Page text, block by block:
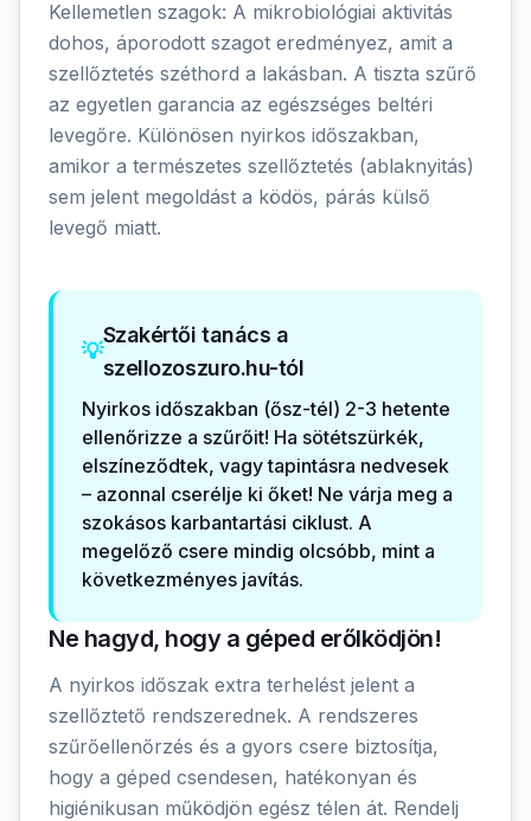
Kellemetlen szagok: A mikrobiológiai aktivitás
dohos, áporodott szagot eredményez, amit a
szellőztetés széthord a lakásban. A tiszta szűrő
az egyetlen garancia az egészséges beltéri
levegőre. Különösen nyirkos időszakban,
amikor a természetes szellőztetés (ablaknyitás)
sem jelent megoldást a ködös, párás külső
levegő miatt.
💡
Szakértői tanács a
szellozoszuro.hu-tól
Nyirkos időszakban (ősz-tél) 2-3 hetente
ellenőrizze a szűrőit! Ha sötétszürkék,
elszíneződtek, vagy tapintásra nedvesek
– azonnal cserélje ki őket! Ne várja meg a
szokásos karbantartási ciklust. A
megelőző csere mindig olcsóbb, mint a
következményes javítás.
Ne hagyd, hogy a géped erőlködjön!
A nyirkos időszak extra terhelést jelent a
szellőztető rendszerednek. A rendszeres
szűrőellenőrzés és a gyors csere biztosítja,
hogy a géped csendesen, hatékonyan és
higiénikusan működjön egész télen át. Rendelj